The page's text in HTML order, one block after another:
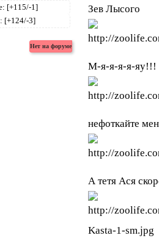
[+115/-1]
[+124/-3]
Зев Лысого
М-я-я-я-я-яу!!!
нефоткайте
А тетя Ася